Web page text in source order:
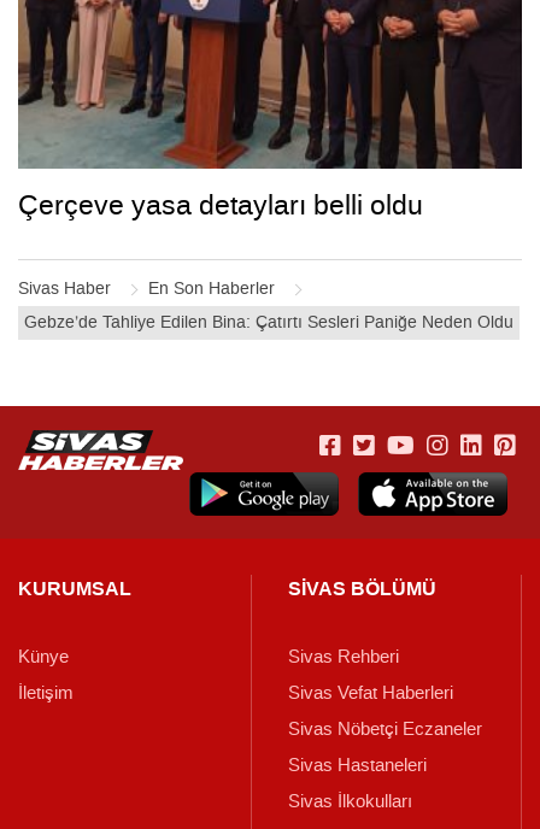
Sivas Haber
En Son Haberler
Gebze’de Tahliye Edilen Bina: Çatırtı Sesleri Paniğe Neden Oldu
Çerçeve yasa detayları belli oldu
KURUMSAL
Künye
İletişim
SİVAS BÖLÜMÜ
Sivas Rehberi
Sivas Vefat Haberleri
Sivas Nöbetçi Eczaneler
Sivas Hastaneleri
Sivas İlkokulları